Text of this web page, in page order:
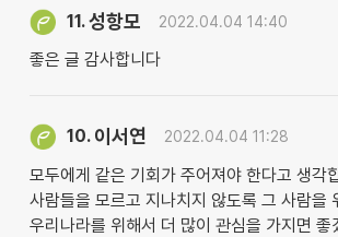
11.성항모 2022.04.04 14:40
좋은 글 감사합니다
10. 이서연 2022.04.04 11:28
모두에게 같은 기회가 주어져야 한다고 생각
사람들을 모르고 지나치지 않도록 그 사람을
우리나라를 위해서 더 많이 관심을 가지면 좋